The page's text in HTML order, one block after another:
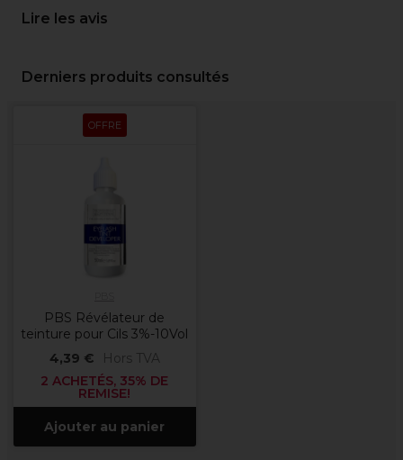
Lire les avis
Derniers produits consultés
OFFRE
PBS Révélateur de
teinture pour Cils 3%-10Vol
4,39 €
Hors TVA
2 ACHETÉS, 35% DE
REMISE!
Ajouter au panier